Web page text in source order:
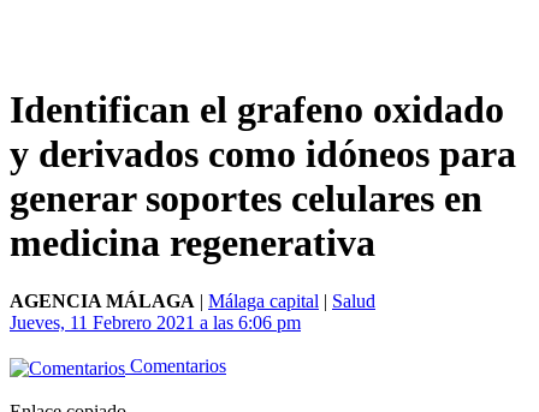
Identifican el grafeno oxidado
y derivados como idóneos para
generar soportes celulares en
medicina regenerativa
AGENCIA MÁLAGA | Málaga capital | Salud
Jueves, 11 Febrero 2021 a las 6:06 pm
Comentarios